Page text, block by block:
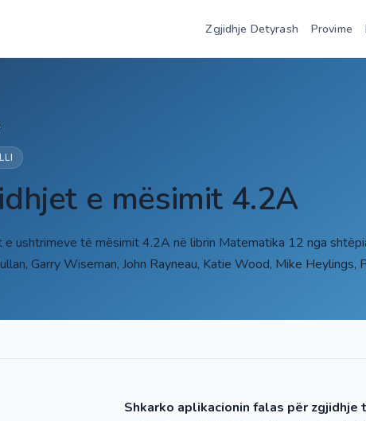
Zgjidhje Detyrash Provime
e mësimit 4.2A
e ushtrimeve të mësimit 4.2A në librin Matematika 12 nga
Garry Wiseman, John Rayneau, Katie Wood, Mike
Shkarko aplikacionin falas për zgjidhje